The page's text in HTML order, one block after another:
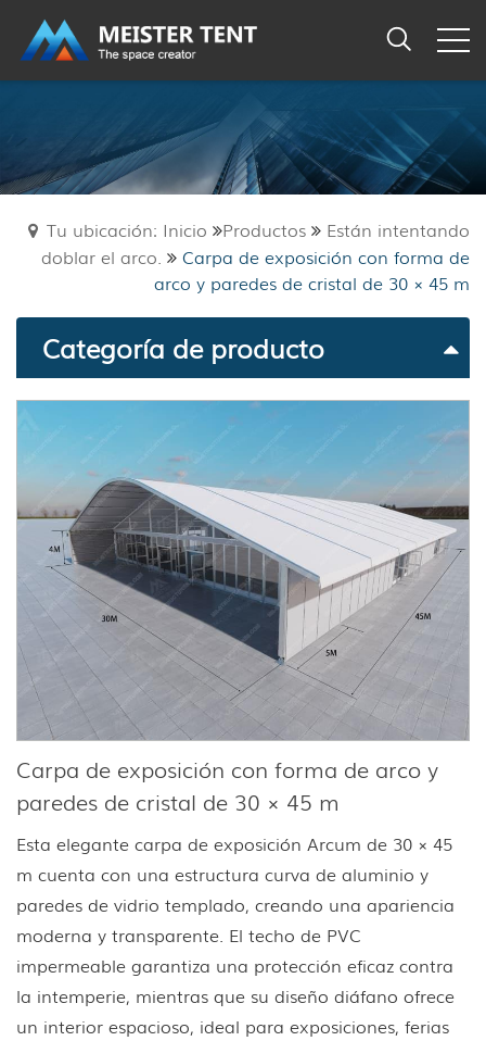
Tu ubicación: Inicio Productos
Están intentando
doblar el arco.
Carpa de exposición con forma de
arco y paredes de cristal de 30 × 45 m
Categoría de producto
Carpa de exposición con forma de arco y
paredes de cristal de 30 × 45 m
Esta elegante carpa de exposición Arcum de 30 × 45
m cuenta con una estructura curva de aluminio y
paredes de vidrio templado, creando una apariencia
moderna y transparente. El techo de PVC
impermeable garantiza una protección eficaz contra
la intemperie, mientras que su diseño diáfano ofrece
un interior espacioso, ideal para exposiciones, ferias